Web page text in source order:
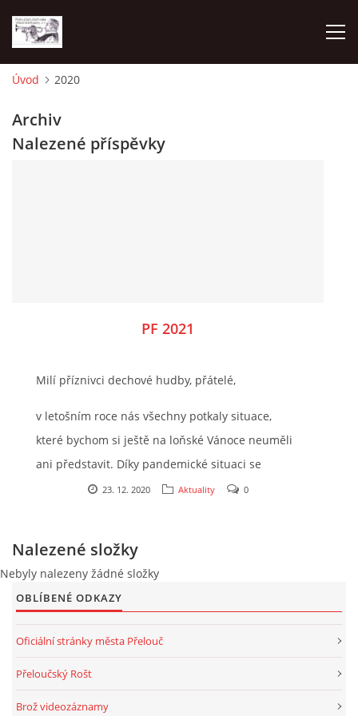
AKTUALITY
FOTOALBUM
KE STAŽENÍ
Přeloučská dechovka Vladimíra Kosiny, z.s.
Úvod 2020
Archiv
Nalezené příspěvky
PF 2021
Milí příznivci dechové hudby, přátelé,
v letošním roce nás všechny potkaly situace,
které bychom si ještě na loňské Vánoce neuměli
ani představit. Díky pandemické situaci se
muselo spoustu našich vystoupení zrušit
nepotkávali častěji, proto si přejeme, aby rok
2021 byl vynahrazením roku letošního a
abychom se všichni ve zdraví mohli nadále
okolnostem i mnoho hezkých událostí, naše
kapela se rozrostla o další 3 malé hudebníky,
23. 12. 2020 Aktuality 0
Nalezené složky
Nebyly nalezeny žádné složky
OBLÍBENÉ ODKAZY
Oficiální stránky města Přelouč
Přeloučský Rošt
Brož videozáznamy